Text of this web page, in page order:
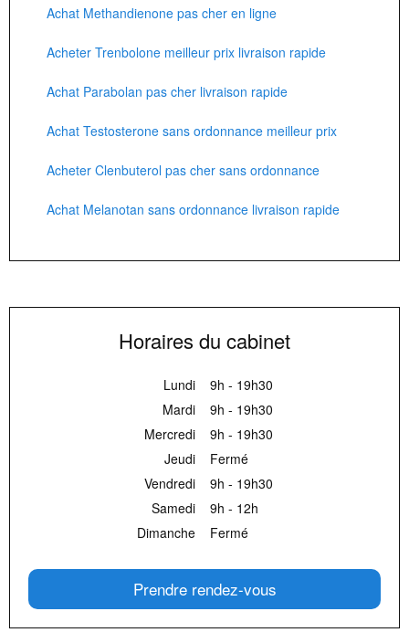
Achat Methandienone pas cher en ligne
Acheter Trenbolone meilleur prix livraison rapide
Achat Parabolan pas cher livraison rapide
Achat Testosterone sans ordonnance meilleur prix
Acheter Clenbuterol pas cher sans ordonnance
Achat Melanotan sans ordonnance livraison rapide
Horaires du cabinet
Lundi
9h - 19h30
Mardi
9h - 19h30
Mercredi
9h - 19h30
Jeudi
Fermé
Vendredi
9h - 19h30
Samedi
9h - 12h
Dimanche
Fermé
Prendre rendez-vous